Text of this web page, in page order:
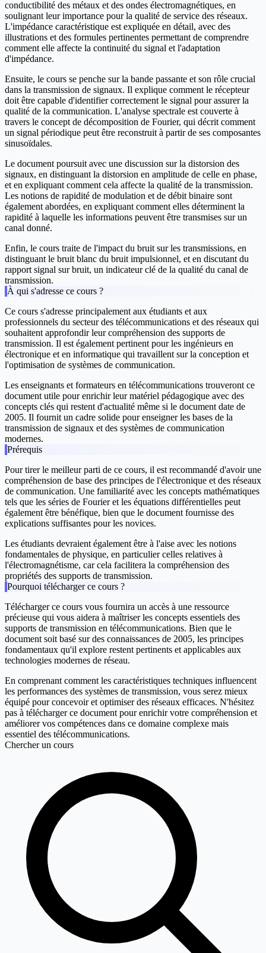
conductibilité des métaux et des ondes électromagnétiques, en
soulignant leur importance pour la qualité de service des réseaux.
L'impédance caractéristique est expliquée en détail, avec des
illustrations et des formules pertinentes permettant de comprendre
comment elle affecte la continuité du signal et l'adaptation
d'impédance.
Ensuite, le cours se penche sur la bande passante et son rôle crucial
dans la transmission de signaux. Il explique comment le récepteur
doit être capable d'identifier correctement le signal pour assurer la
qualité de la communication. L'analyse spectrale est couverte à
travers le concept de décomposition de Fourier, qui décrit comment
un signal périodique peut être reconstruit à partir de ses composantes
sinusoïdales.
Le document poursuit avec une discussion sur la distorsion des
signaux, en distinguant la distorsion en amplitude de celle en phase,
et en expliquant comment cela affecte la qualité de la transmission.
Les notions de rapidité de modulation et de débit binaire sont
également abordées, en expliquant comment elles déterminent la
rapidité à laquelle les informations peuvent être transmises sur un
canal donné.
Enfin, le cours traite de l'impact du bruit sur les transmissions, en
distinguant le bruit blanc du bruit impulsionnel, et en discutant du
rapport signal sur bruit, un indicateur clé de la qualité du canal de
transmission.
À qui s'adresse ce cours ?
Ce cours s'adresse principalement aux étudiants et aux
professionnels du secteur des télécommunications et des réseaux qui
souhaitent approfondir leur compréhension des supports de
transmission. Il est également pertinent pour les ingénieurs en
électronique et en informatique qui travaillent sur la conception et
l'optimisation de systèmes de communication.
Les enseignants et formateurs en télécommunications trouveront ce
document utile pour enrichir leur matériel pédagogique avec des
concepts clés qui restent d'actualité même si le document date de
2005. Il fournit un cadre solide pour enseigner les bases de la
transmission de signaux et des systèmes de communication
modernes.
Prérequis
Pour tirer le meilleur parti de ce cours, il est recommandé d'avoir une
compréhension de base des principes de l'électronique et des réseaux
de communication. Une familiarité avec les concepts mathématiques
tels que les séries de Fourier et les équations différentielles peut
également être bénéfique, bien que le document fournisse des
explications suffisantes pour les novices.
Les étudiants devraient également être à l'aise avec les notions
fondamentales de physique, en particulier celles relatives à
l'électromagnétisme, car cela facilitera la compréhension des
propriétés des supports de transmission.
Pourquoi télécharger ce cours ?
Télécharger ce cours vous fournira un accès à une ressource
précieuse qui vous aidera à maîtriser les concepts essentiels des
supports de transmission en télécommunications. Bien que le
document soit basé sur des connaissances de 2005, les principes
fondamentaux qu'il explore restent pertinents et applicables aux
technologies modernes de réseau.
En comprenant comment les caractéristiques techniques influencent
les performances des systèmes de transmission, vous serez mieux
équipé pour concevoir et optimiser des réseaux efficaces. N'hésitez
pas à télécharger ce document pour enrichir votre compréhension et
améliorer vos compétences dans ce domaine complexe mais
essentiel des télécommunications.
Chercher un cours